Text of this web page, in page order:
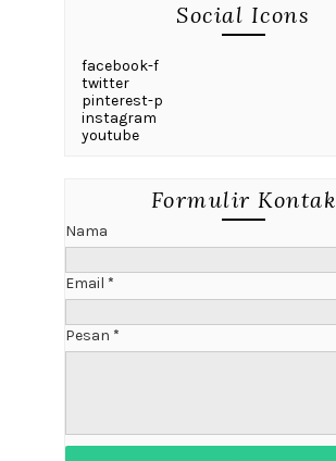
Social Icons
facebook-f
twitter
pinterest-p
instagram
youtube
Formulir Kontak
Nama
Email *
Pesan *